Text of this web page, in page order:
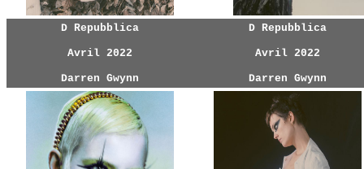
D Repubblica
Avril 2022
Darren Gwynn
D Repubblica
Avril 2022
Darren Gwynn